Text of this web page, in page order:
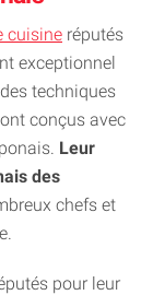
cuisine réputés
exceptionnel
techniques
conçus avec
Leur
des
chefs et
pour leur